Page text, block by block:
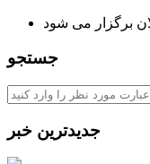
برگزار می شود
جستجو
جدیدترین خبر